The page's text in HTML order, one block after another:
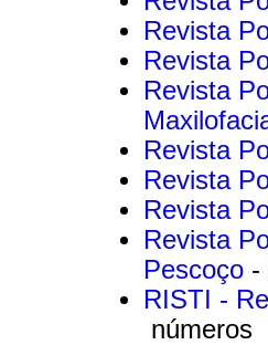
Revista
Revista
Revista
Revista
Revista
Revista
Revista
Pescoço -
RISTI -
números